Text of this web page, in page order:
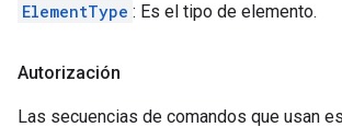
ElementType : Es el tipo de elemento.
Autorización
Las secuencias de comandos que usan